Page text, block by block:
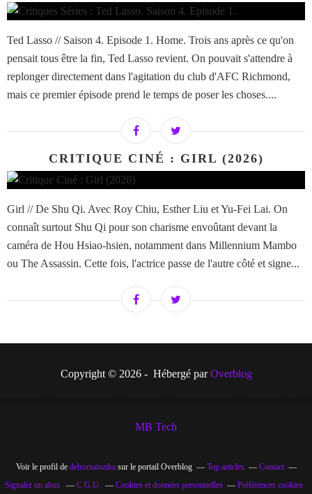
Ted Lasso // Saison 4. Episode 1. Home. Trois ans après ce qu'on
pensait tous être la fin, Ted Lasso revient. On pouvait s'attendre à
replonger directement dans l'agitation du club d'AFC Richmond,
mais ce premier épisode prend le temps de poser les choses....
CRITIQUE CINÉ : GIRL (2026)
Girl // De Shu Qi. Avec Roy Chiu, Esther Liu et Yu-Fei Lai. On
connaît surtout Shu Qi pour son charisme envoûtant devant la
caméra de Hou Hsiao-hsien, notamment dans Millennium Mambo
ou The Assassin. Cette fois, l'actrice passe de l'autre côté et signe...
Copyright © 2026 - Hébergé parOverblog
MB Tech
Voir le profil de delromainzikasur le portail Overblog Top articles
Contact
Signaler un abus
C.G.U. Cookies et données personnelles Préférences cookies